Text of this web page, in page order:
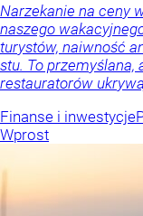
Narzekanie na ceny
naszego
turystów, naiwność
stu. To przemyślana,
restauratorów
Finanse i inwestycje
Wprost